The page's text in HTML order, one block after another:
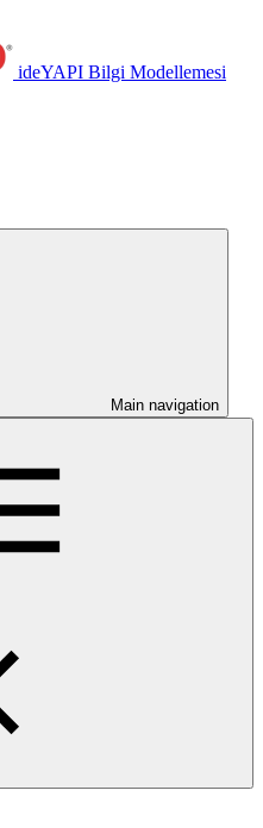
ideYAPI Bilgi Modellemesi
Main navigation